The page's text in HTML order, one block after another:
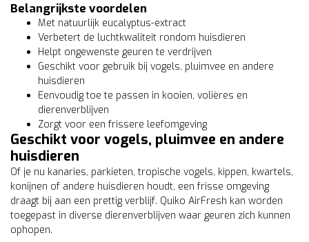
Belangrijkste voordelen
Met natuurlijk eucalyptus-extract
Verbetert de luchtkwaliteit rondom huisdieren
Helpt ongewenste geuren te verdrijven
Geschikt voor gebruik bij vogels, pluimvee en andere
huisdieren
Eenvoudig toe te passen in kooien, volières en
dierenverblijven
Zorgt voor een frissere leefomgeving
Geschikt voor vogels, pluimvee en andere
huisdieren
Of je nu kanaries, parkieten, tropische vogels, kippen, kwartels,
konijnen of andere huisdieren houdt, een frisse omgeving
draagt bij aan een prettig verblijf. Quiko AirFresh kan worden
toegepast in diverse dierenverblijven waar geuren zich kunnen
ophopen.